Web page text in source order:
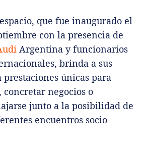
que fue inaugurado el
con la presencia de
Argentina y funcionarios
brinda a sus
prestaciones únicas para
negocios o
junto a la posibilidad de
encuentros socio-